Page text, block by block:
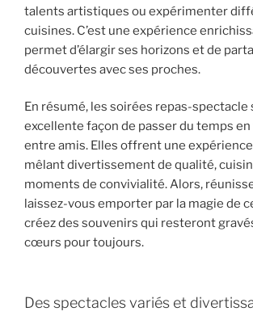
talents artistiques ou expérimenter
cuisines. C’est une expérience
permet d’élargir ses horizons et de
découvertes avec ses proches.
En résumé, les soirées repas-spectacle
excellente façon de passer du temps
entre amis. Elles offrent une
mêlant divertissement de qualité,
moments de convivialité. Alors,
laissez-vous emporter par la magie de
créez des souvenirs qui resteront
cœurs pour toujours.
Des spectacles variés et